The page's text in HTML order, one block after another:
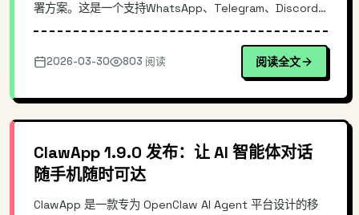
署方案。这是一个支持WhatsApp、Telegram、Discord
Dashboard界面，配备完整中文支持。每小时同步上游更
新，适合需要自建AI助手且追求多平台统一管理的开发者和
技术团队。文中包含Docker部署、配置示例等实操内容。
2026-03-30 803 阅读 阅读全文
ClawApp 1.9.0 发布：让 AI 智能体对话
随手机随时可达
ClawApp 是一款专为 OpenClaw AI Agent 平台设计的移